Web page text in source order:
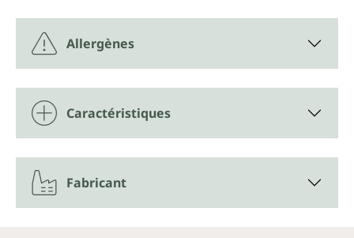
Allergènes
Caractéristiques
Fabricant